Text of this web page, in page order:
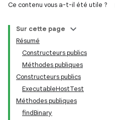
Ce contenu vous a-t-il été utile ?
Sur cette page
Résumé
Constructeurs publics
Méthodes publiques
Constructeurs publics
ExecutableHostTest
Méthodes publiques
findBinary